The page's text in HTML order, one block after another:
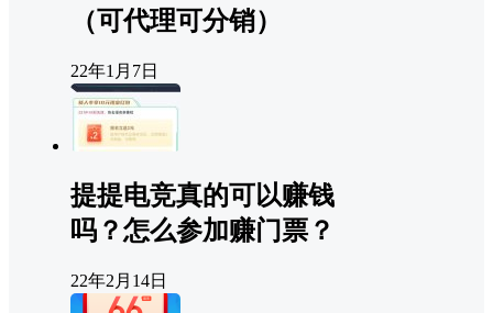
（可代理可分销）
22年1月7日
提提电竞真的可以赚钱
吗？怎么参加赚门票？
22年2月14日